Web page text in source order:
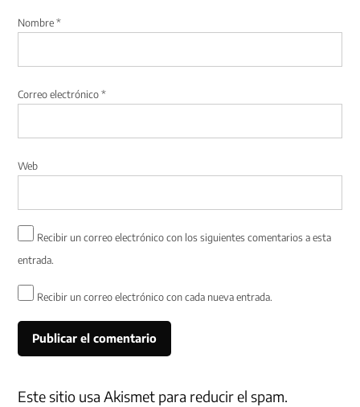
Nombre*
Correo electrónico*
Web
Recibir un correo electrónico con los siguientes comentarios a esta
entrada.
Recibir un correo electrónico con cada nueva entrada.
Este sitio usa Akismet para reducir el spam.